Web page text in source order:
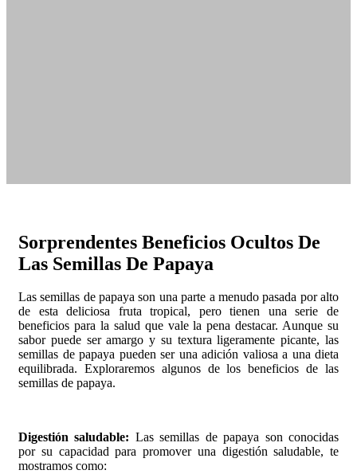
Sorprendentes Beneficios Ocultos De
Las Semillas De Papaya​
Las semillas de papaya son una parte a menudo pasada por alto
de esta deliciosa fruta tropical, pero tienen una serie de
beneficios para la salud que vale la pena destacar. Aunque su
sabor puede ser amargo y su textura ligeramente picante, las
semillas de papaya pueden ser una adición valiosa a una dieta
equilibrada. Exploraremos algunos de los beneficios de las
semillas de papaya.
Digestión saludable: Las semillas de papaya son conocidas
por su capacidad para promover una digestión saludable, te
mostramos como: